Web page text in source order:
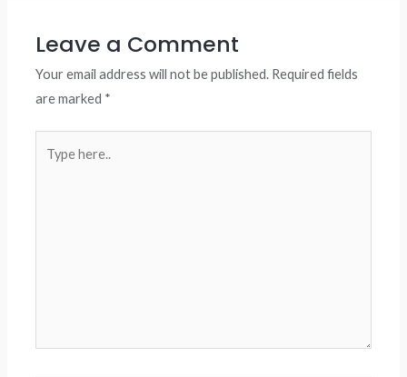
Leave a Comment
Your email address will not be published. Required fields
are marked *
here..